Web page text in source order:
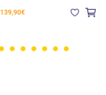
139,90€